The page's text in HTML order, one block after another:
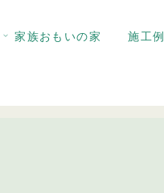
家族おもいの家 施工例